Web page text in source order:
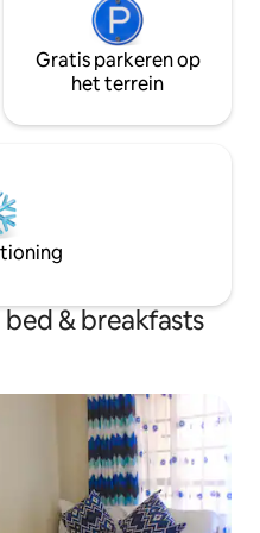
Gratis parkeren op
het terrein
& breakfasts